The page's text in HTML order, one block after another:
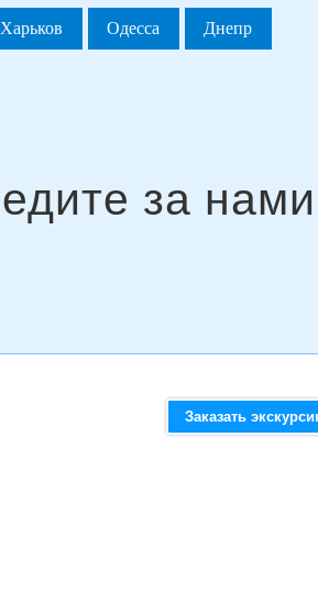
Харьков Одесса Днепр
Заказать